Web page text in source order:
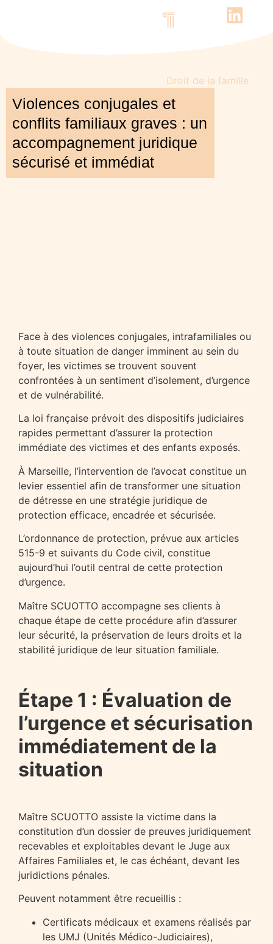
Droit de la famille
Violences conjugales et
conflits familiaux graves : un
accompagnement juridique
sécurisé et immédiat
Face à des violences conjugales, intrafamiliales ou
à toute situation de danger imminent au sein du
foyer, les victimes se trouvent souvent
confrontées à un sentiment d’isolement, d’urgence
et de vulnérabilité.
La loi française prévoit des dispositifs judiciaires
rapides permettant d’assurer la protection
immédiate des victimes et des enfants exposés.
À Marseille, l’intervention de l’avocat constitue un
levier essentiel afin de transformer une situation
de détresse en une stratégie juridique de
protection efficace, encadrée et sécurisée.
L’ordonnance de protection, prévue aux articles
515-9 et suivants du Code civil, constitue
aujourd’hui l’outil central de cette protection
d’urgence.
Maître SCUOTTO accompagne ses clients à
chaque étape de cette procédure afin d’assurer
leur sécurité, la préservation de leurs droits et la
stabilité juridique de leur situation familiale.
Étape 1 : Évaluation de
l’urgence et sécurisation
immédiatement de la
situation
Maître SCUOTTO assiste la victime dans la
constitution d’un dossier de preuves juridiquement
recevables et exploitables devant le Juge aux
Affaires Familiales et, le cas échéant, devant les
juridictions pénales.
Peuvent notamment être recueillis :
Certificats médicaux et examens réalisés par
les UMJ (Unités Médico-Judiciaires),